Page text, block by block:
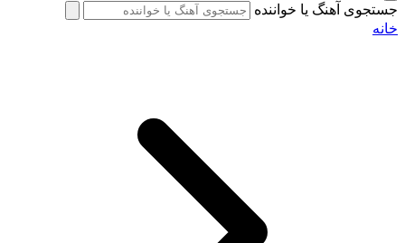
جستجوی آهنگ یا خواننده
خانه